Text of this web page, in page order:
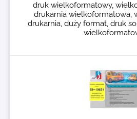
druk wielkoformatowy,
drukarnia wielkoformatowa,
drukarnia, duży format, druk